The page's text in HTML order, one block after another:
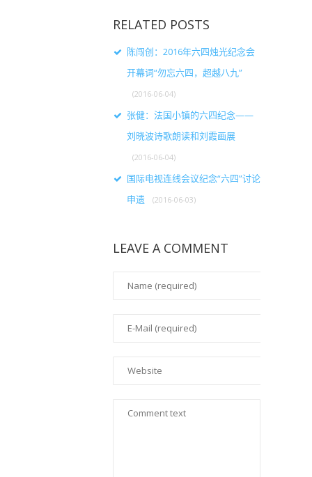
RELATED POSTS
陈闯创：2016年六四烛光纪念会
开幕词“勿忘六四，超越八九”
(2016-06-04)
张健：法国小镇的六四纪念——
刘晓波诗歌朗读和刘霞画展
(2016-06-04)
国际电视连线会议纪念“六四”讨论
申遗
(2016-06-03)
LEAVE A COMMENT